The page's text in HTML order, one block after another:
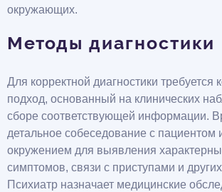
окружающих.
Методы диагностики
Для корректной диагностики требуется
подход, основанный на клинических
сборе соответствующей информации.
детальное собеседование с пациентом
окружением для выявления
симптомов, связи с приступами и
Психиатр назначает медицинские